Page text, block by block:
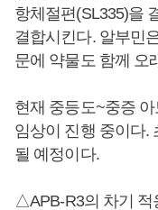
항체절편(SL335)을
결합시킨다. 알부민
문에 약물도 함께 오
현재 중등도~중증
임상이 진행 중이다.
될 예정이다.
△APB-R3의 차기 적